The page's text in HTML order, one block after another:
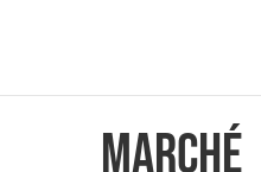
Marché